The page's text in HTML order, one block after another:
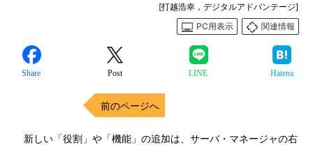
[打越浩幸，デジタルアドバンテージ]
PC用表示
関連情報
Share Post LINE Hatena
前のページへ
新しい「役割」や「機能」の追加は、サーバ・マネージャの右